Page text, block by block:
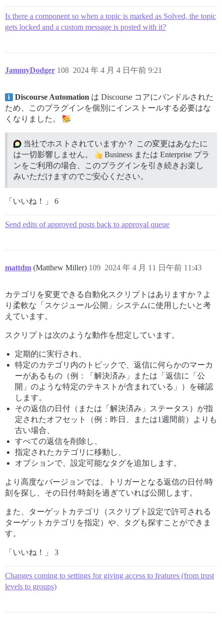
Is there a component so when a topic is marked as Solved, the topic
gets locked and a custom message is posted with it?
JammyDodger 2024 年 4 月 4 日午前 9:21
108
Discourse Automation は Discourse コアにバンドルされた
ため、このプラグインを個別にインストールする必要はな
くなりました。
当社でホストされていますか？ この変更はあなたに
は一切影響しません。
Business または Enterprise プラ
ンをご利用の場合、このプラグインを引き続きお楽し
みいただけますのでご安心ください。
「いいね！」 6
Send edits of approved posts back to approval queue
mattdm (Matthew Miller) 2024 年 4 月 11 日午前 11:43
109
カテゴリを変更できる自動化スクリプトはありますか？よ
り柔軟な「スケジュール公開」システムに使用したいと考
えています。
スクリプトは次のような動作を想定しています。
定期的に実行され、
特定のカテゴリ内のトピックで、返信に何らかのマーカ
ーがあるもの（例：「解決済み」または「返信に「公
開」のような特定のテキストが含まれている」）を確認
します。
その返信の日付（または「解決済み」ステータス）が指
定されたオフセット（例：昨日、または1週間前）よりも
古い場合、
すべての返信を削除し、
指定されたカテゴリに移動し、
オプションで、設定可能なタグを追加します。
より高度なバージョンでは、トリガーとなる返信の日付/時
刻を探し、その日付/時刻を過ぎていれば公開します。
また、ターゲットカテゴリ（スクリプト設定で許可される
ターゲットカテゴリを指定）や、タグも探すことができま
す。
「いいね！」 3
Changes coming to settings for giving access to features (from trust
levels to groups)